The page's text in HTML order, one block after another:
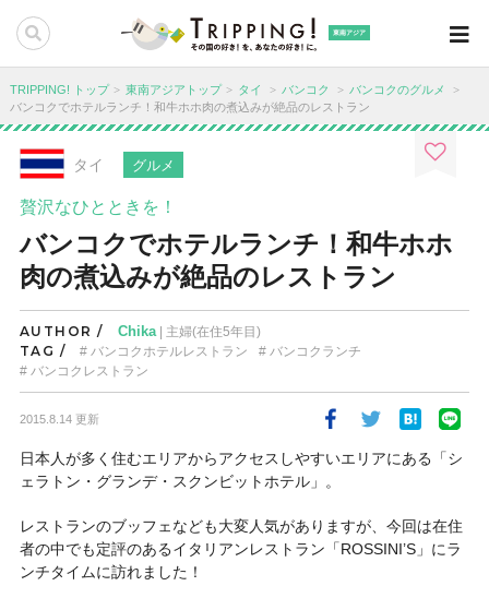
東南アジア
TRIPPING! トップ 東南アジアトップ タイ バンコク
バンコクのグルメ
バンコクでホテルランチ！和牛ホホ肉の煮込みが絶品のレストラン
タイ グルメ
贅沢なひとときを！
バンコクでホテルランチ！和牛ホホ
肉の煮込みが絶品のレストラン
AUTHOR / Chika| 主婦(在住5年目)
TAG / バンコクホテルレストラン
バンコクランチ
バンコクレストラン
2015.8.14 更新
日本人が多く住むエリアからアクセスしやすいエリアにある「シ
ェラトン・グランデ・スクンビットホテル」。
レストランのブッフェなども大変人気がありますが、今回は在住
者の中でも定評のあるイタリアンレストラン「ROSSINI’S」にラ
ンチタイムに訪れました！